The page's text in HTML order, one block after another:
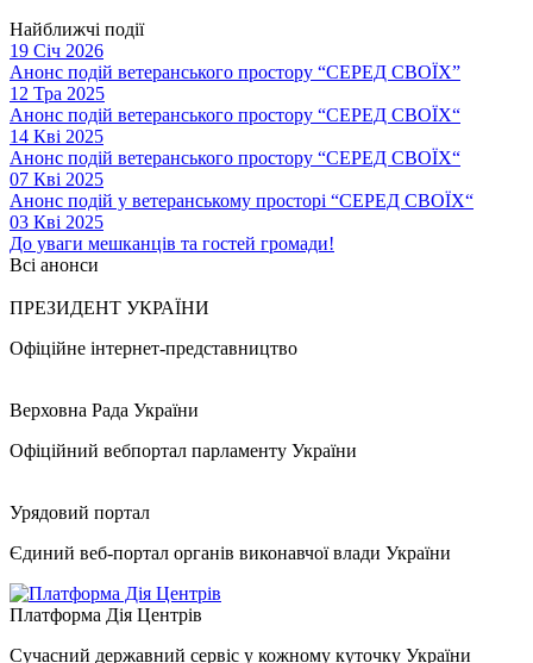
Найближчі події
19 Січ 2026
Анонс подій ветеранського простору “СЕРЕД СВОЇХ”
12 Тра 2025
Анонс подій ветеранського простору “СЕРЕД СВОЇХ“
14 Кві 2025
Анонс подій ветеранського простору “СЕРЕД СВОЇХ“
07 Кві 2025
Анонс подій у ветеранському просторі “СЕРЕД СВОЇХ“
03 Кві 2025
До уваги мешканців та гостей громади!
Всі анонси
ПРЕЗИДЕНТ УКРАЇНИ
Офіційне інтернет-представництво
Верховна Рада України
Офіційний вебпортал парламенту України
Урядовий портал
Єдиний веб-портал органів виконавчої влади України
Платформа Дія Центрів
Сучасний державний сервіс у кожному куточку України